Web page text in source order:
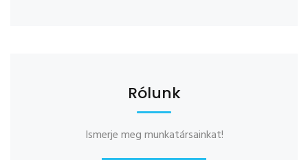
Rólunk
Ismerje meg munkatársainkat!